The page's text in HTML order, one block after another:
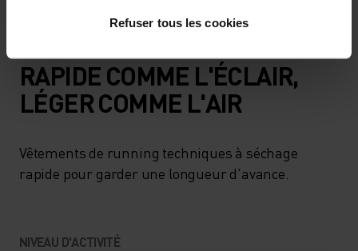
Refuser tous les cookies
RAPIDE COMME L'ÉCLAIR,
LÉGER COMME L'AIR
Vêtements de running techniques à séchage
rapide pour garder une longueur d'avance.
NIVEAU D'ACTIVITÉ